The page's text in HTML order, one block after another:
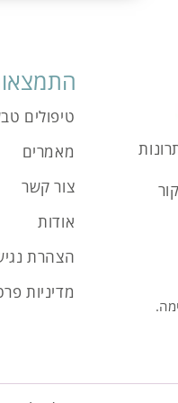
טיפולים
מאמרים
צור קשר
אודות
הצהרת
מדיניות